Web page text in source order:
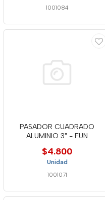
1001084
PASADOR CUADRADO
ALUMINIO 3" - FUN
$4.800
Unidad
1001071